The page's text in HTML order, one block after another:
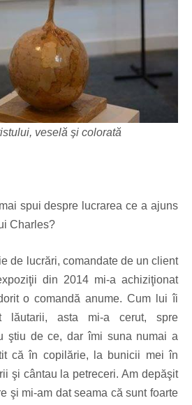
veselă şi colorată
spui despre lucrarea ce a ajuns
Charles?
de lucrări, comandate de un client
din 2014 mi-a achiziţionat
o comandă anume. Cum lui îi
lăutarii, asta mi-a cerut, spre
ştiu de ce, dar îmi suna numai a
că în copilărie, la bunicii mei în
şi cântau la petreceri. Am depăşit
şi mi-am dat seama că sunt foarte